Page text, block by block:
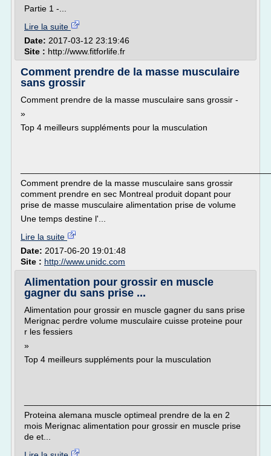
Partie 1 -...
Lire la suite
Date: 2017-03-12 23:19:46
Site : http://www.fitforlife.fr
Comment prendre de la masse musculaire
sans grossir
Comment prendre de la masse musculaire sans grossir -
»
Top 4 meilleurs suppléments pour la musculation
Comment prendre de la masse musculaire sans grossir
comment prendre en sec Montreal produit dopant pour
prise de masse musculaire alimentation prise de volume
Une temps destine l'...
Lire la suite
Date: 2017-06-20 19:01:48
Site : http://www.unidc.com
Alimentation pour grossir en muscle
gagner du sans prise ...
Alimentation pour grossir en muscle gagner du sans prise
Merignac perdre volume musculaire cuisse proteine pour
r les fessiers
»
Top 4 meilleurs suppléments pour la musculation
Proteina alemana muscle optimeal prendre de la en 2
mois Merignac alimentation pour grossir en muscle prise
de et...